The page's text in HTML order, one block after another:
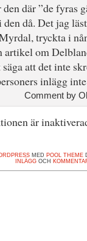
där ”de fyras
då. Det jag
tryckta i
artikel om
att det inte
inlägg
Comment by
är
MED POOL THEME
INLÄGGOCH